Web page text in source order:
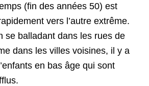
(fin des années 50) est
vers l’autre extrême.
se balladant dans les rues de
dans les villes voisines, il y a
en bas âge qui sont